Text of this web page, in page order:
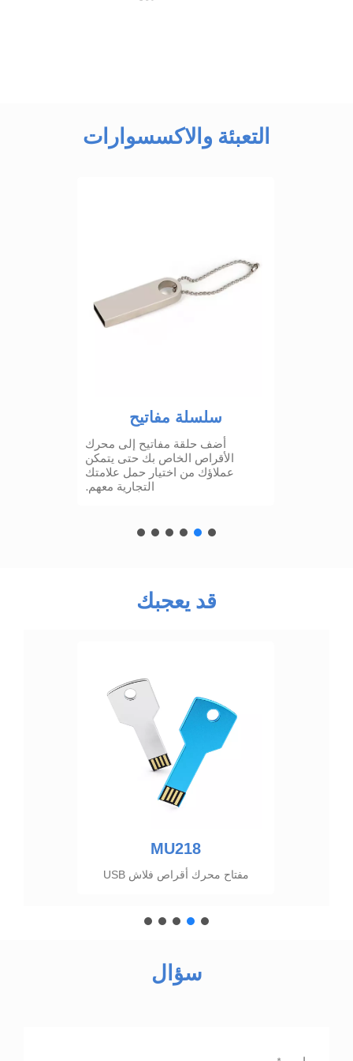
التعبئة والاكسسوارات
سلسلة مفاتيح
أضف حلقة مفاتيح إلى محرك
الأقراص الخاص بك حتى يتمكن
عملاؤك من اختيار حمل علامتك
التجارية معهم.
قد يعجبك
MU218
مفتاح محرك أقراص فلاش USB
سؤال